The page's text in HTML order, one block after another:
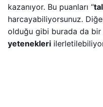
kazanıyor. Bu puanları “
harcayabiliyorsunuz.
olduğu gibi burada da bir
yetenekleri